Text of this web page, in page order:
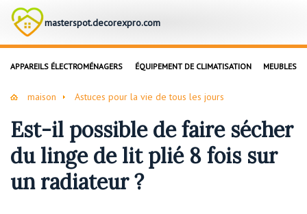
masterspot.decorexpro.com
APPAREILS ÉLECTROMÉNAGERS ÉQUIPEMENT DE CLIMATISATION MEUBLES
maison Astuces pour la vie de tous les jours
Est-il possible de faire sécher
du linge de lit plié 8 fois sur
un radiateur ?